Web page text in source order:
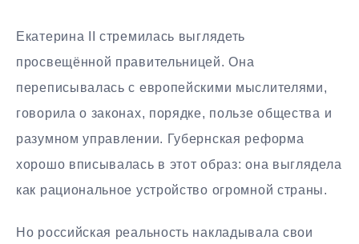
Екатерина II стремилась выглядеть
просвещённой правительницей. Она
переписывалась с европейскими мыслителями,
говорила о законах, порядке, пользе общества и
разумном управлении. Губернская реформа
хорошо вписывалась в этот образ: она выглядела
как рациональное устройство огромной страны.
Но российская реальность накладывала свои